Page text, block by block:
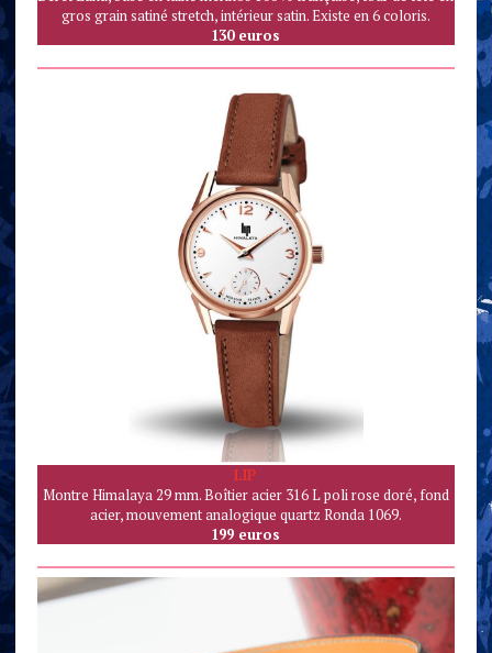
gros grain satiné stretch, intérieur satin. Existe en 6 coloris.
130 euros
LIP
Montre Himalaya 29 mm. Boîtier acier 316 L poli rose doré, fond
acier, mouvement analogique quartz Ronda 1069.
199 euros